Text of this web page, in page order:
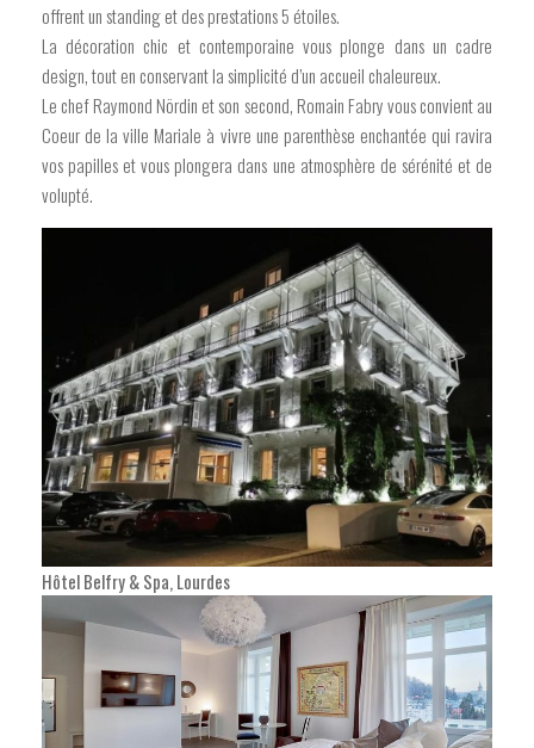
offrent un standing et des prestations 5 étoiles.
La décoration chic et contemporaine vous plonge dans un cadre
design, tout en conservant la simplicité d’un accueil chaleureux.
Le chef Raymond Nördin et son second, Romain Fabry vous convient au
Coeur de la ville Mariale à vivre une parenthèse enchantée qui ravira
vos papilles et vous plongera dans une atmosphère de sérénité et de
volupté.
Hôtel Belfry & Spa, Lourdes